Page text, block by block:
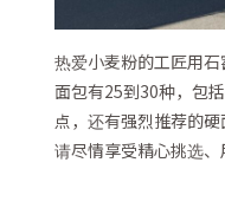
热爱小麦粉的工匠用
面包有25到30种，包
点，还有强烈推荐的硬
请尽情享受精心挑选、